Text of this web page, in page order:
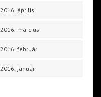
2016. április
2016. március
2016. február
2016. január